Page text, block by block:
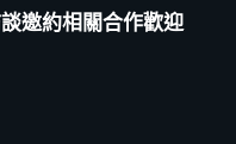
邀約相關合作歡迎